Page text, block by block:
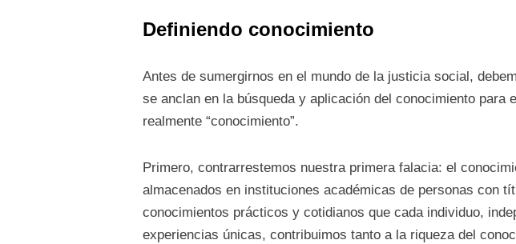
Definiendo conocimiento
Antes de sumergirnos en el mundo de la justicia social,
se anclan en la búsqueda y aplicación del conocimiento
realmente “conocimiento”.
Primero, contrarrestemos nuestra primera falacia: el
almacenados en instituciones académicas de personas con
conocimientos prácticos y cotidianos que cada individuo,
experiencias únicas, contribuimos tanto a la riqueza del